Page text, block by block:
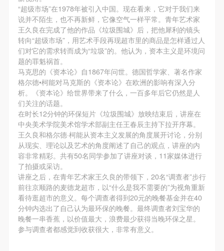
“超级市场”在1978年被引入中国。现在看来，它对于我们来
说并不陌生，也不再新鲜，它像空气一样平常。青年艺术家
王久良在完成了他的作品《垃圾围城》后，把他犀利的镜头
转向“超级市场”，用艺术手段再现超市里的商品是怎样通过人
们对它的需求转而成为“垃圾”的。他认为，资本主义是环境问
题的罪魁祸首。
马克思的《资本论》自1867年问世。德国哲学家、著名作家
格尔德•柯能对马克斯的《资本论》在欧洲的影响有深入分
析。《资本论》给世界带来了什么，一百多年后它仍然是人
们关注的话题。
在时长12分钟的环保短片《垃圾围城》放映结束后，讲座在
中央美术学院美术馆学术部副主任王春辰主持下拉开序幕。
王久良和格尔德·柯能从资本主义发展的角度展开讨论，分别
从现实、理论以及艺术的角度阐述了自己的观点，讲座的内
容非常精彩。共有50名同学参加了讲座对谈，11家媒体进行
了拍摄或采访。
讲座之后，在青年艺术家王久良的带领下，20名“调查者”步行
前往京顺路的麦德龙超市，以“什么是我不需要的”为视角重新
看待逛超市的意义。每个调查者得到20元的晚餐基金并在40
分钟内选出了自己认为最环保的晚餐。最终调查者刘宝华的
晚餐一串香蕉，以价值最大，浪费最少获得当晚环保之星。
参与调查者都感觉到收获很大，非常有意义。
中央美术学院美术馆活动安全免责协议书
第一条
本次活动公平公正、自愿参加与退出、风险与责任自
负的原则。但活动有风险，参加者应有必要的风险意
识。
第二条
参加本次活动者必须遵守中华人民共和国的相关法
律、法规，必须遵循道德和社会公德规范，并应该具
备以人为本、团结友爱、互相帮助和助人为乐的良好
品质。
第三条
参加本次活动人员应该是成年人（具有完全民事行为
能力的人，18周岁以上）未成年人必须在成年人的陪
同下参观。
第四条
参加活动者在此次活动期间的人身安全责任自负。鼓
中央美术学院美术馆活动安全免责协议书
第一条
本次活动公平公正、自愿参加与退出、风险与责任自
负的原则。但活动有风险，参加者应有必要的风险意
识。
第二条
参加本次活动者必须遵守中华人民共和国的相关法
律、法规，必须遵循道德和社会公德规范，并应该具
备以人为本、团结友爱、互相帮助和助人为乐的良好
品质。
第三条
参加本次活动人员应该是成年人（具有完全民事行为
能力的人，18周岁以上）未成年人必须在成年人的陪
同下参观。
第四条
参加活动者在此次活动期间的人身安全责任自负。鼓
中央美术学院美术馆活动安全免责协议书
第一条
本次活动公平公正、自愿参加与退出、风险与责任自
负的原则。但活动有风险，参加者应有必要的风险意
识。
第二条
参加本次活动者必须遵守中华人民共和国的相关法
律、法规，必须遵循道德和社会公德规范，并应该具
备以人为本、团结友爱、互相帮助和助人为乐的良好
品质。
第三条
参加本次活动人员应该是成年人（具有完全民事行为
能力的人，18周岁以上）未成年人必须在成年人的陪
同下参观。
第四条
参加活动者在此次活动期间的人身安全责任自负。鼓
快捷登录 帐号密码登录
手机号码
发送验证码
验证码
登录
可使用雅昌艺术网会员账户登录